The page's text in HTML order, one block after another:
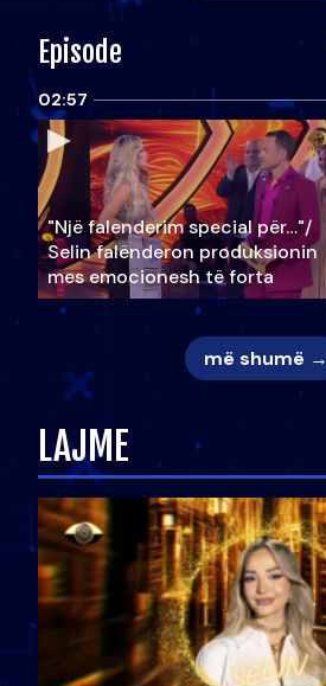
Episode
02:57
"Një falenderim special për…"/
Selin falënderon produksionin
mes emocionesh të forta
më shumë →
LAJME